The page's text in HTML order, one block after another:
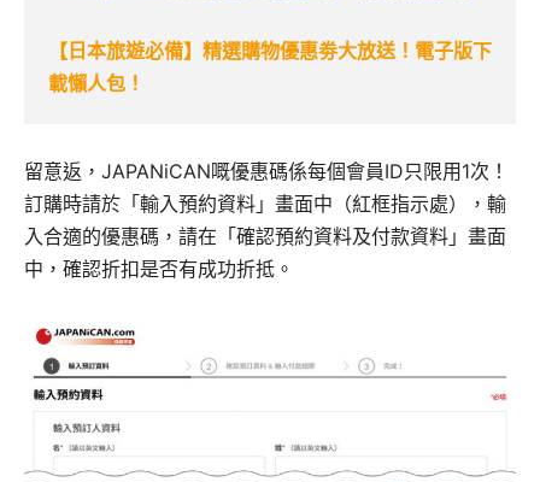
【日本旅遊必備】精選購物優惠劵大放送！電子版下
載懶人包！
留意返，JAPANiCAN嘅優惠碼係每個會員ID只限用1次！
訂購時請於「輸入預約資料」畫面中（紅框指示處），輸
入合適的優惠碼，請在「確認預約資料及付款資料」畫面
中，確認折扣是否有成功折抵。